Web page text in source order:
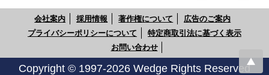
会社案内 採用情報 著作権について
広告のご案内
プライバシーポリシーについて
特定商取引法に基づく表示
お問い合わせ
Copyright © 1997-2026 Wedge Rights Reserved